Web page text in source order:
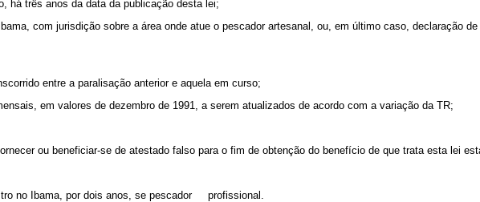
três anos da data da publicação desta lei;
com jurisdição sobre a área onde atue o pescador artesanal, ou, em último caso, declaração
entre a paralisação anterior e aquela em curso;
em valores de dezembro de 1991, a serem atualizados de acordo com a variação da TR;
ou beneficiar-se de atestado falso para o fim de obtenção do benefício de que trata esta lei
no Ibama, por dois anos, se pescador profissional.